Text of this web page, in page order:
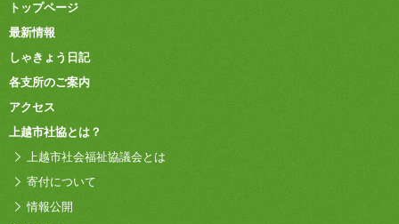
トップページ
最新情報
しゃきょう日記
各支所のご案内
アクセス
上越市社協とは？
上越市社会福祉協議会とは
寄付について
情報公開